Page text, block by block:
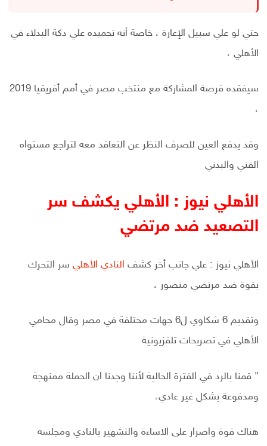
حتي لو علي سبيل الإعارة ، خاصة أنه تجميده علي دكة البدلاء في
الأهلي ،
سيفقده فرصة المشاركة مع منتخب مصر في أمم أفريقيا 2019
،
وقد يدفع العين للصرف النظر عن التعاقد معه لتراجع مستواه
الفني والبدني
الأهلي نيوز : الأهلي يكشف سر
التصعيد ضد مرتضي
الأهلي نيوز : علي جانب أخر كشف النادي الأهلي سر التحرك
بقوة ضد مرتضي منصور ،
وتقديم 6 شكاوي ل6 جهات مختلفة في مصر وقال محامي
الأهلي في تصريحات تلفزيونية
” قمنا بالرد في الفترة الحالية لأننا وجدنا ان الحملة ممنهجة
ومدفوعة بشكل غير عادي،
هناك قوة واصرار على الاساءة والتشهير بالنادي ومجلسه